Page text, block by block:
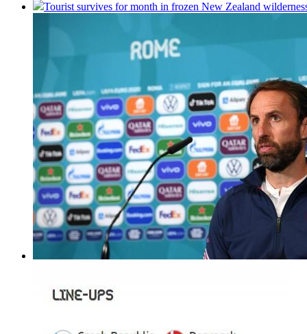
Tourist survives for month in frozen New Zealand